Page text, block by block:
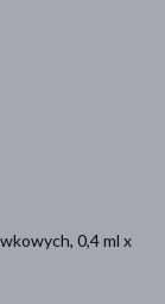
0,4 ml x